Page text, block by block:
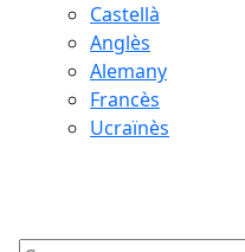
Castellà
Anglès
Alemany
Francès
Ucraïnès